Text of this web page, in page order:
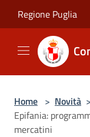
Regione Puglia
Home > Novità >
Epifania:
mercatini